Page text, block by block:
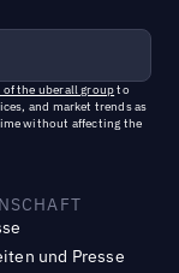
of the uberall groupto
and market trends as
without affecting the
und Presse